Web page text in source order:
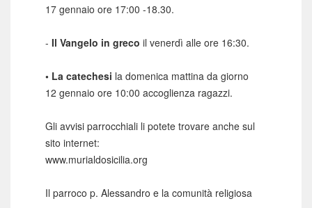
17 gennaio ore 17:00 -18.30.
- Il Vangelo in greco il venerdì alle ore 16:30.
• La catechesi la domenica mattina da giorno
12 gennaio ore 10:00 accoglienza ragazzi.
Gli avvisi parrocchiali li potete trovare anche sul
sito internet:
www.murialdosicilia.org
Il parroco p. Alessandro e la comunità religiosa